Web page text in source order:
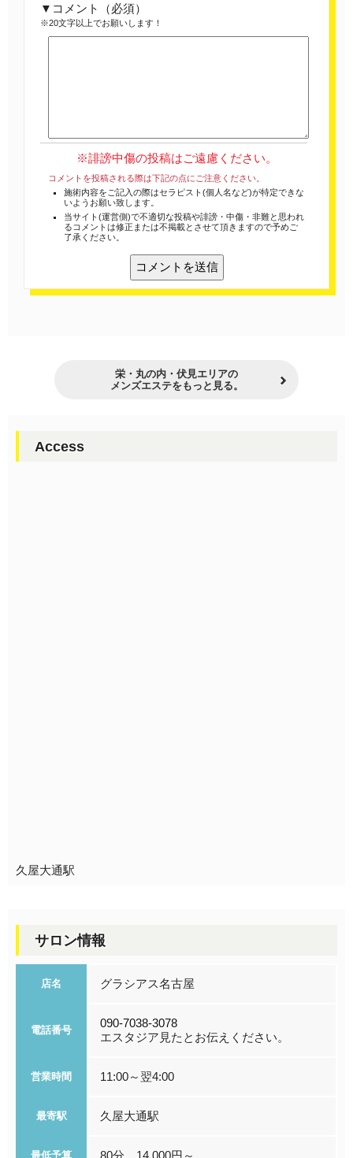
コメント （必須）
※20文字以上でお願いします！
※誹謗中傷の投稿はご遠慮ください。
コメントを投稿される際は下記の点にご注意ください。
施術内容をご記入の際はセラピスト(個人名など)が特定できな
いようお願い致します。
当サイト(運営側)で不適切な投稿や誹謗・中傷・非難と思われ
るコメントは修正または不掲載とさせて頂きますので予めご
了承ください。
栄・丸の内・伏見エリアの
メンズエステをもっと見る。
Access
久屋大通駅
サロン情報
店名 グラシアス名古屋
電話番号
090-7038-3078
エスタジア見たとお伝えください。
営業時間 11:00～翌4:00
最寄駅 久屋大通駅
最低予算 80分 14,000円～